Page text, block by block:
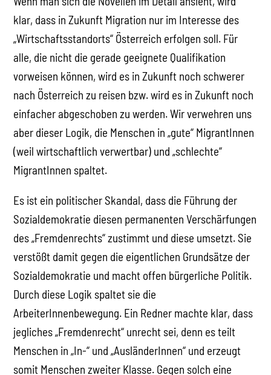
klar, dass in Zukunft Migration nur im Interesse des
„Wirtschaftsstandorts“ Österreich erfolgen soll. Für
alle, die nicht die gerade geeignete Qualifikation
vorweisen können, wird es in Zukunft noch schwerer
nach Österreich zu reisen bzw. wird es in Zukunft noch
einfacher abgeschoben zu werden. Wir verwehren uns
aber dieser Logik, die Menschen in „gute“ MigrantInnen
(weil wirtschaftlich verwertbar) und „schlechte“
MigrantInnen spaltet.
Es ist ein politischer Skandal, dass die Führung der
Sozialdemokratie diesen permanenten Verschärfungen
des „Fremdenrechts“ zustimmt und diese umsetzt. Sie
verstößt damit gegen die eigentlichen Grundsätze der
Sozialdemokratie und macht offen bürgerliche Politik.
Durch diese Logik spaltet sie die
ArbeiterInnenbewegung. Ein Redner machte klar, dass
jegliches „Fremdenrecht“ unrecht sei, denn es teilt
Menschen in „In-“ und „AusländerInnen“ und erzeugt
somit Menschen zweiter Klasse. Gegen solch eine